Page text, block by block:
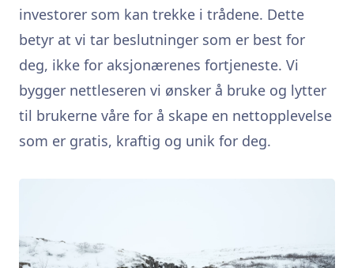
investorer som kan trekke i trådene. Dette
betyr at vi tar beslutninger som er best for
deg, ikke for aksjonærenes fortjeneste. Vi
bygger nettleseren vi ønsker å bruke og lytter
til brukerne våre for å skape en nettopplevelse
som er gratis, kraftig og unik for deg.